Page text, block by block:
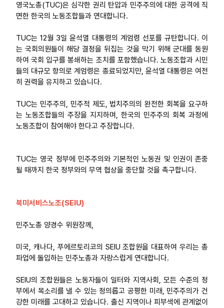
영국노총(TUC)은 심각한 권리 탄압과 민주주의에 대한 공격에 직
면한 한국의 노동조합들과 연대합니다.
TUC는 12월 3일 윤석열 대통령의 계엄령 선포를 규탄합니다. 이
는 국회의원들이 해당 결정을 뒤집는 것을 막기 위해 군대를 동원
하여 국회 입구를 봉쇄하는 조치를 포함했습니다. 노동조합과 시민
들의 대규모 항의로 계엄령은 종료되었지만, 윤석열 대통령은 여전
히 권력을 유지하고 있습니다.
TUC는 민주주의, 민주적 제도, 법치주의의 완전한 회복을 요구하
는 노동조합들의 주장을 지지하며, 한국의 민주주의 회복 과정에
노동조합이 참여해야 한다고 주장합니다.
TUC는 영국 정부에 민주주의와 기본적인 노동권 및 인권이 존중
될 때까지 한국 정부와의 무역 협상을 중단할 것을 촉구합니다.
북미서비스노조(SEIU)
민주노총 양경수 위원장께,
미국, 캐나다, 푸에르토리코의 SEIU 조합원을 대표하여 우리는 총
파업에 돌입하는 민주노총과 자랑스럽게 연대합니다.
SEIU의 조합원들은 노동자들이 일터와 지역사회, 모든 수준의 정
부에서 목소리를 낼 수 있는 정의롭고 공평한 미래, 민주주의가 건
강한 미래를 고대하고 있습니다. 출신 지역이나 피부색에 관계없이